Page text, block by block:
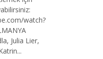
watch?
Julia Lier,